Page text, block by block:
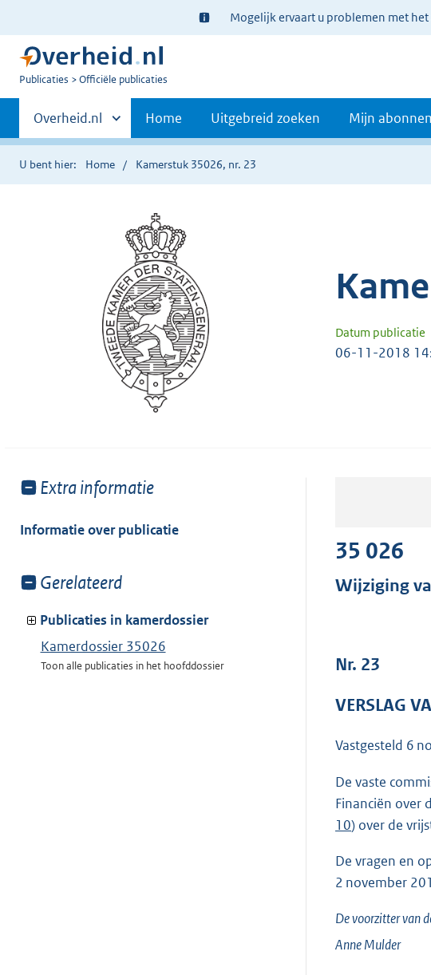
Ter
informatie:
Mogelijk ervaart u problemen met
U
Publicaties Officiële publicaties
Primaire
navigatie
Andere
sites
binnen
Overheid.nl Home Uitgebreid zoeken Mijn
U bent hier: Home Kamerstuk 35026, nr. 23
Datum publicatie
06-11-2018
Toon
van:
Extra informatie
Informatie over publicatie
Toon
van:
Gerelateerd
Publicaties in kamerdossier
Kamerdossier 35026
Toon alle publicaties in het hoofddossier
35 026
Wijziging
Nr. 23
VERSLAG
Vastgesteld 6
De vaste
Financiën over
10) over de
De vragen en
2 november
De voorzitter van
AnneMulder